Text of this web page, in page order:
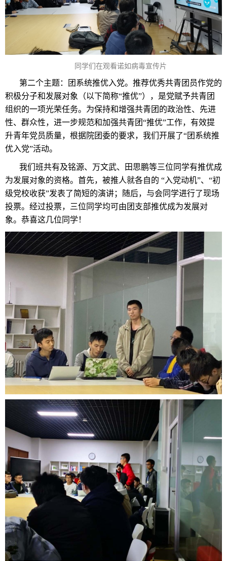
同学们在观看诺如病毒宣传片
第二个主题：团系统推优入党。推荐优秀共青团员作党的
积极分子和发展对象（以下简称“推优”），是党赋予共青团
组织的一项光荣任务。为保持和增强共青团的政治性、先进
性、群众性，进一步规范和加强共青团“推优”工作，有效提
升青年党员质量，根据院团委的要求，我们开展了“团系统推
优入党”活动。
我们班共有及铭源、万文武、田思鹏等三位同学有推优成
为发展对象的资格。首先，被推人就各自的 “入党动机”、“初
级党校收获”发表了简短的演讲；随后，与会同学进行了现场
投票。经过投票，三位同学均可由团支部推优成为发展对
象。恭喜这几位同学！